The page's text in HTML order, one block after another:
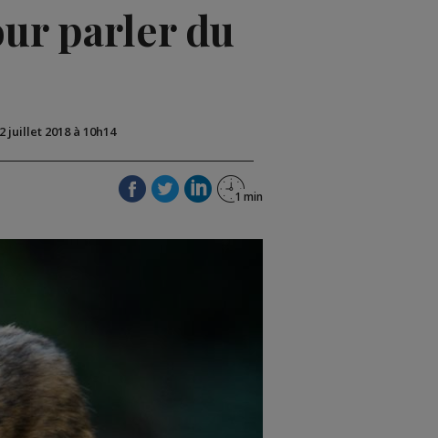
parler du
juillet 2018 à 10h14